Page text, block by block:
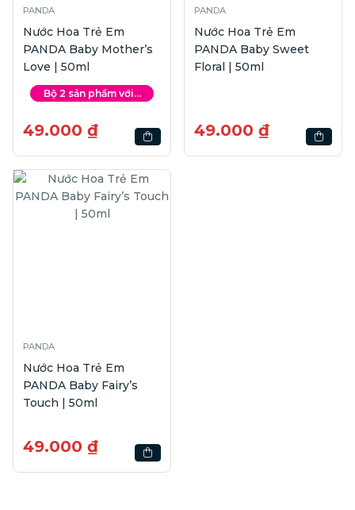
PANDA
Nước Hoa Trẻ Em
PANDA Baby Mother’s
Love | 50ml
Bộ 2 sản phẩm với...
49.000 ₫
PANDA
Nước Hoa Trẻ Em
PANDA Baby Sweet
Floral | 50ml
49.000 ₫
PANDA
Nước Hoa Trẻ Em
PANDA Baby Fairy’s
Touch | 50ml
49.000 ₫